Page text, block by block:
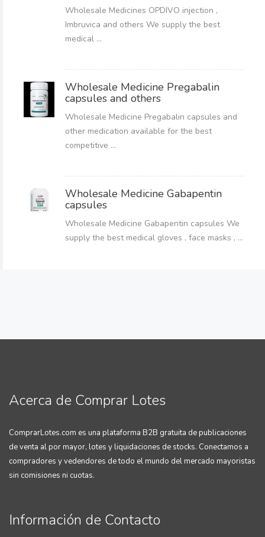
Wholesale Medicines OPDIVO injection ,
Imbruvica and others We supply the best
medical ...
Wholesale Medicine Pregabalin
capsules and others
Wholesale Medicine Pregabalin capsules and
other medication available for the best
competitive ...
Wholesale Medicine Gabapentin
capsules
Wholesale Medicine Gabapentin capsules We
supply the best medical gloves , face masks , ...
Acerca de Comprar Lotes
ComprarLotes.com es una plataforma B2B gratuita de publicaciones
de venta al por mayor, lotes y liquidaciones de stocks. Conectamos a
compradores y vedendores de todo el mundo del mercado mayoristas
sin comisiones ni cuotas.
Información de Contacto